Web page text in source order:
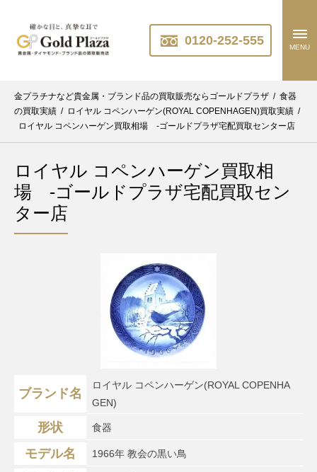
0120-252-555 MENU
金プラチナなど貴金属・ブランド品の買取販売ならゴールドプラザ / 食器
の買取実績 / ロイヤル コペンハーゲン(ROYAL COPENHAGEN)買取実績 /
ロイヤル コペンハーゲン買取相場 -ゴールドプラザ宅配買取センター店
ロイヤル コペンハーゲン買取相
場 -ゴールドプラザ宅配買取セン
ター店
ブランド名
ロイヤル コペンハーゲン(ROYAL COPENHA
GEN)
形状 食器
モデル名 1966年 教会の黒い鳥